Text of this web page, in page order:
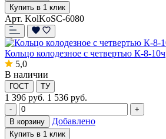
Купить в 1 клик
Арт. KolKoSC-6080
Кольцо колодезное с четвертью К-8-10ч
5,0
В наличии
ГОСТ ТУ
1 396 руб. 1 536 руб.
-
+
В корзину
Добавлено
Купить в 1 клик